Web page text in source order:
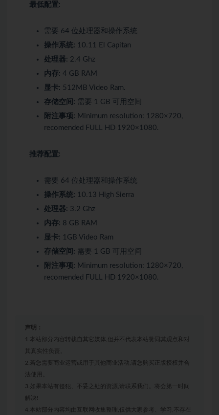
最低配置:
需要 64 位处理器和操作系统
操作系统: 10.11 El Capitan
处理器: 2.4 Ghz
内存: 4 GB RAM
显卡: 512MB Video Ram.
存储空间: 需要 1 GB 可用空间
附注事项: Minimum resolution: 1280×720,
recomended FULL HD 1920×1080.
推荐配置:
需要 64 位处理器和操作系统
操作系统: 10.13 High Sierra
处理器: 3.2 Ghz
内存: 8 GB RAM
显卡: 1GB Video Ram
存储空间: 需要 1 GB 可用空间
附注事项: Minimum resolution: 1280×720,
recomended FULL HD 1920×1080.
声明：
1.本站部分内容转载自其它媒体,但并不代表本站赞同其观点和对
其真实性负责。
2.若您需要商业运营或用于其他商业活动,请您购买正版授权并合
法使用。
3.如果本站有侵犯、不妥之处的资源,请联系我们。将会第一时间
解决!
4.本站部分内容均由互联网收集整理,仅供大家参考、学习,不存在